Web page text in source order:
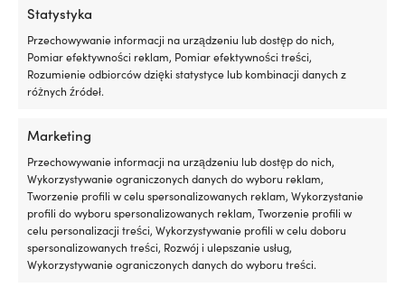
Statystyka
Przechowywanie informacji na urządzeniu lub dostęp do nich,
Pomiar efektywności reklam, Pomiar efektywności treści,
Rozumienie odbiorców dzięki statystyce lub kombinacji danych z
różnych źródeł.
Marketing
Przechowywanie informacji na urządzeniu lub dostęp do nich,
Wykorzystywanie ograniczonych danych do wyboru reklam,
Tworzenie profili w celu spersonalizowanych reklam, Wykorzystanie
profili do wyboru spersonalizowanych reklam, Tworzenie profili w
celu personalizacji treści, Wykorzystywanie profili w celu doboru
spersonalizowanych treści, Rozwój i ulepszanie usług,
Wykorzystywanie ograniczonych danych do wyboru treści.
szczególnie
interesującym
dla
właścicieli
łodzi
stacjonarnym
lub
silnikiem
rufowym,
gdzie
drobne
„pocenie”
łatwo
zamienia
Bez zaworu zwrotnego
POZIOM JAKOŚCI
Standard
Pionowo & poziomo (2 ucha)
Porównaj z innymi bestsellerami w
fendry cylindryczne (klasyczne